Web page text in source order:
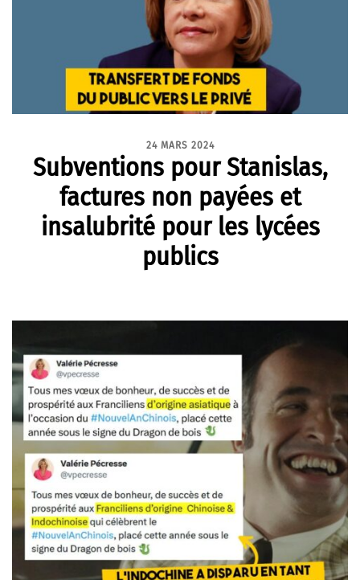
24 MARS 2024
Subventions pour Stanislas,
factures non payées et
insalubrité pour les lycées
publics